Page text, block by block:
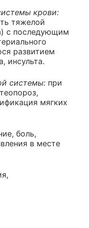
крови:
тяжелой
с последующим
развитием
инсульта.
системы: при
мягких
боль,
в месте